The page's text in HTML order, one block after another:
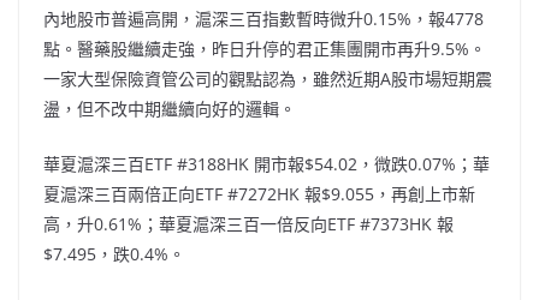
內地股市普遍高開，滬深三百指數暫時微升0.15%，報4778
點。醫藥股繼續走強，昨日升停的君正集團開市再升9.5%。
一家大型保險資管公司的觀點認為，雖然近期A股市場短期震
盪，但不改中期繼續向好的邏輯。
華夏滬深三百ETF #3188HK 開市報$54.02，微跌0.07%；華
夏滬深三百兩倍正向ETF #7272HK 報$9.055，再創上市新
高，升0.61%；華夏滬深三百一倍反向ETF #7373HK 報
$7.495，跌0.4%。